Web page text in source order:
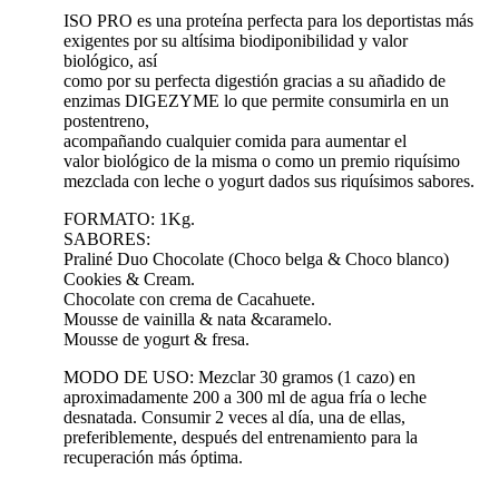
ISO PRO es una proteína perfecta para los deportistas más
exigentes por su altísima biodiponibilidad y valor
biológico, así
como por su perfecta digestión gracias a su añadido de
enzimas DIGEZYME lo que permite consumirla en un
postentreno,
acompañando cualquier comida para aumentar el
valor biológico de la misma o como un premio riquísimo
mezclada con leche o yogurt dados sus riquísimos sabores.
FORMATO: 1Kg.
SABORES:
Praliné Duo Chocolate (Choco belga & Choco blanco)
Cookies & Cream.
Chocolate con crema de Cacahuete.
Mousse de vainilla & nata &caramelo.
Mousse de yogurt & fresa.
MODO DE USO: Mezclar 30 gramos (1 cazo) en
aproximadamente 200 a 300 ml de agua fría o leche
desnatada. Consumir 2 veces al día, una de ellas,
preferiblemente, después del entrenamiento para la
recuperación más óptima.